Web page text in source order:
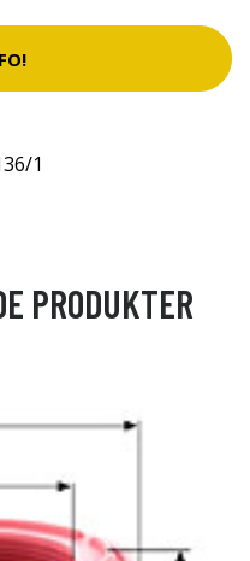
1
PRODUKTER